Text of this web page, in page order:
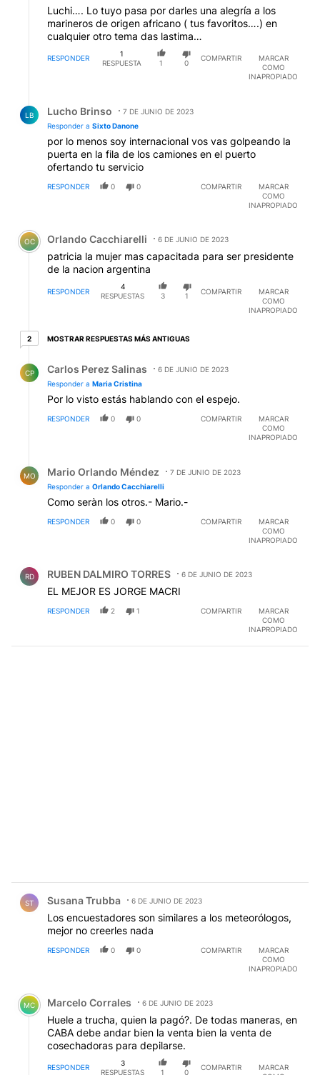
Luchi…. Lo tuyo pasa por darles una alegría a los
marineros de origen africano ( tus favoritos….) en
cualquier otro tema das lastima…
RESPONDER
1
RESPUESTA
1 0
COMPARTIR
MARCAR
COMO
INAPROPIADO
LB Lucho Brinso
7 DE JUNIO DE 2023
Responder a Sixto Danone
por lo menos soy internacional vos vas golpeando la
puerta en la fila de los camiones en el puerto
ofertando tu servicio
RESPONDER 0 0 COMPARTIR
MARCAR
COMO
INAPROPIADO
Comentario de Orlando Cacchiarelli.
OC Orlando Cacchiarelli 6 DE JUNIO DE 2023
patricia la mujer mas capacitada para ser presidente
de la nacion argentina
RESPONDER
4
RESPUESTAS
3 1
COMPARTIR
MARCAR
COMO
INAPROPIADO
22 respuestas más antiguas
MOSTRAR RESPUESTAS MÁS ANTIGUAS
CP Carlos Perez Salinas
6 DE JUNIO DE 2023
Responder a Maria Cristina
Por lo visto estás hablando con el espejo.
RESPONDER 0 0 COMPARTIR
MARCAR
COMO
INAPROPIADO
MO Mario Orlando Méndez
7 DE JUNIO DE 2023
Responder a Orlando Cacchiarelli
Como seràn los otros.- Mario.-
RESPONDER 0 0 COMPARTIR
MARCAR
COMO
INAPROPIADO
RD RUBEN DALMIRO TORRES 6 DE JUNIO DE 2023
EL MEJOR ES JORGE MACRI
RESPONDER 2 1 COMPARTIR
MARCAR
COMO
INAPROPIADO
ST Susana Trubba 6 DE JUNIO DE 2023
Los encuestadores son similares a los meteorólogos,
mejor no creerles nada
RESPONDER 0 0 COMPARTIR
MARCAR
COMO
INAPROPIADO
Comentario de Marcelo Corrales.
MC Marcelo Corrales 6 DE JUNIO DE 2023
Huele a trucha, quien la pagó?. De todas maneras, en
CABA debe andar bien la venta bien la venta de
cosechadoras para depilarse.
RESPONDER
3
RESPUESTAS
1 0
COMPARTIR
MARCAR